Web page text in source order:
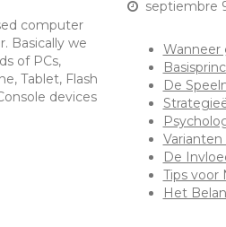
septiembre
Wanneer
De
De
Tips voor
Het
computer
Basically we
of PCs,
Tablet, Flash
devices